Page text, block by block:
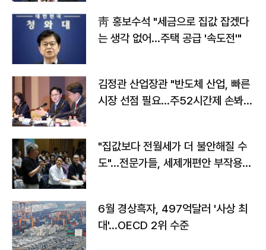
靑 홍보수석 "세금으로 집값 잡겠다
는 생각 없어…주택 공급 '속도전'"
김정관 산업장관 "반도체 산업, 빠른
시장 선점 필요…주52시간제 손봐
"집값보다 전월세가 더 불안해질 수
도"…전문가들, 세제개편안 부작용
6월 경상흑자, 497억달러 '사상 최
대'…OECD 2위 수준